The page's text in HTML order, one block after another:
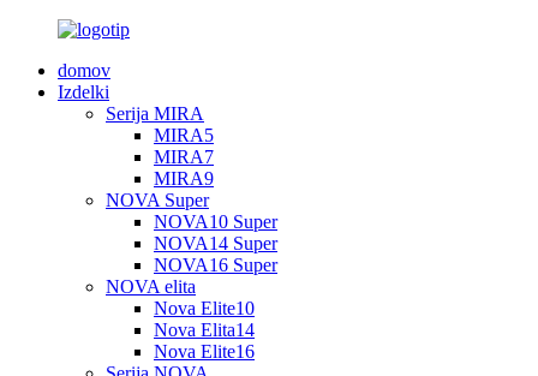
domov
Izdelki
Serija MIRA
MIRA5
MIRA7
MIRA9
NOVA Super
NOVA10 Super
NOVA14 Super
NOVA16 Super
NOVA elita
Nova Elite10
Nova Elita14
Nova Elite16